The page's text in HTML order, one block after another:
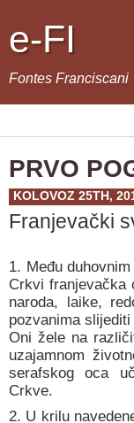
e-FI
Fontes Franciscani
PRVO
KOLOVOZ 25TH,
Franjevački
1. Među
Crkvi franjevačka
naroda, laike,
pozvanima
Oni žele na
uzajamnom
serafskog oca
Crkve.
2. U krilu